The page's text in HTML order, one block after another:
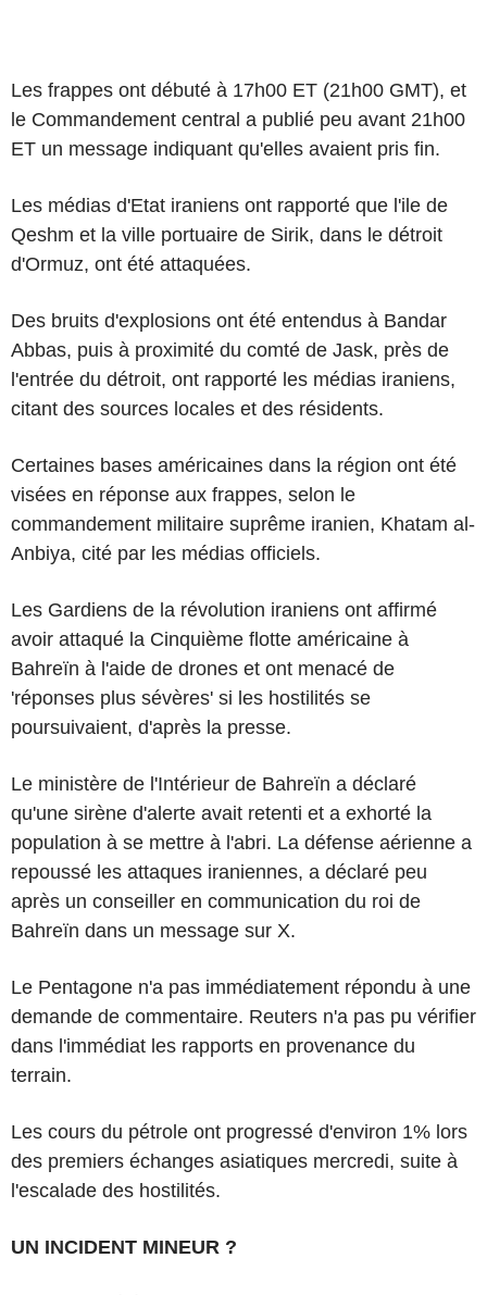
Les frappes ont débuté à 17h00 ET (21h00 GMT), et
le Commandement central a publié peu avant 21h00
ET un message indiquant qu'elles avaient pris fin.
Les médias d'Etat iraniens ont rapporté que l'ile de
Qeshm et la ville portuaire de Sirik, dans le détroit
d'Ormuz, ont été attaquées.
Des bruits d'explosions ont été entendus à Bandar
Abbas, puis à proximité du comté de Jask, près de
l'entrée du détroit, ont rapporté les médias iraniens,
citant des sources locales et des résidents.
Certaines bases américaines dans la région ont été
visées en réponse aux frappes, selon le
commandement militaire suprême iranien, Khatam al-
Anbiya, cité par les médias officiels.
Les Gardiens de la révolution iraniens ont affirmé
avoir attaqué la Cinquième flotte américaine à
Bahreïn à l'aide de drones et ont menacé de
'réponses plus sévères' si les hostilités se
poursuivaient, d'après la presse.
Le ministère de l'Intérieur de Bahreïn a déclaré
qu'une sirène d'alerte avait retenti et a exhorté la
population à se mettre à l'abri. La défense aérienne a
repoussé les attaques iraniennes, a déclaré peu
après un conseiller en communication du roi de
Bahreïn dans un message sur X.
Le Pentagone n'a pas immédiatement répondu à une
demande de commentaire. Reuters n'a pas pu vérifier
dans l'immédiat les rapports en provenance du
terrain.
Les cours du pétrole ont progressé d'environ 1% lors
des premiers échanges asiatiques mercredi, suite à
l'escalade des hostilités.
UN INCIDENT MINEUR ?